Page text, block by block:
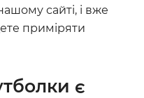
сайті, і вже
приміряти
є